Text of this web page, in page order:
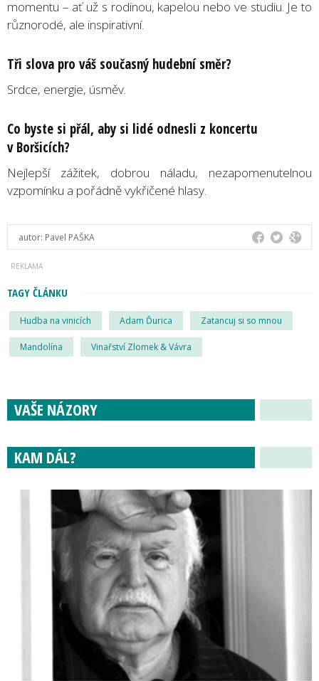
momentu – ať už s rodinou, kapelou nebo ve studiu. Je to
různorodé, ale inspirativní.
Tři slova pro váš současný hudební směr?
Srdce, energie, úsměv.
Co byste si přál, aby si lidé odnesli z koncertu
v Boršicích?
Nejlepší zážitek, dobrou náladu, nezapomenutelnou
vzpomínku a pořádně vykřičené hlasy.
autor: Pavel PAŠKA
TAGY ČLÁNKU
Hudba na vinicích Adam Ďurica Zatancuj si so mnou
Mandolína Vinařství Zlomek & Vávra
VAŠE NÁZORY
KAM DÁL?